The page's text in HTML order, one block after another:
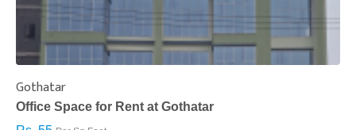
Gothatar
Office Space for Rent at Gothatar